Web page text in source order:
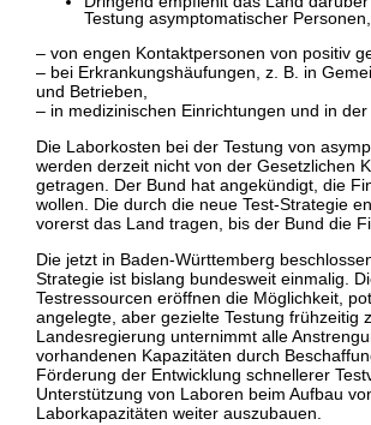
Testung asymptomatischer
– von engen Kontaktpersonen von positiv
– bei Erkrankungshäufungen, z. B. in
und Betrieben,
– in medizinischen Einrichtungen und in
Die Laborkosten bei der Testung von
werden derzeit nicht von der Gesetzlichen
getragen. Der Bund hat angekündigt, die
wollen. Die durch die neue Test-Strategie
vorerst das Land tragen, bis der Bund die
Die jetzt in Baden-Württemberg
Strategie ist bislang bundesweit einmalig.
Testressourcen eröffnen die Möglichkeit,
angelegte, aber gezielte Testung frühzeitig
Landesregierung unternimmt alle
vorhandenen Kapazitäten durch
Förderung der Entwicklung schnellerer
Unterstützung von Laboren beim Aufbau
Laborkapazitäten weiter auszubauen.